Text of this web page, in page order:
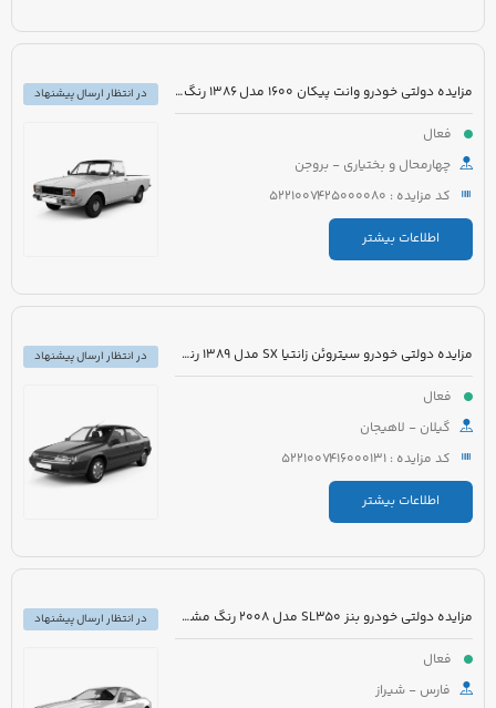
مزایده دولتی خودرو وانت پیکان 1600 مدل 1386 رنگ سفید روغنی
فعال
چهارمحال و بختیاری - بروجن
کد مزایده : 5221007425000080
اطلاعات بیشتر
در انتظار ارسال پیشنهاد
مزایده دولتی خودرو سیتروئن زانتیا SX مدل 1389 رنگ نقره ای
فعال
گیلان - لاهیجان
کد مزایده : 5221007416000131
اطلاعات بیشتر
در انتظار ارسال پیشنهاد
مزایده دولتی خودرو بنز SL350 مدل 2008 رنگ مشکی روغنی
فعال
فارس - شیراز
در انتظار ارسال پیشنهاد